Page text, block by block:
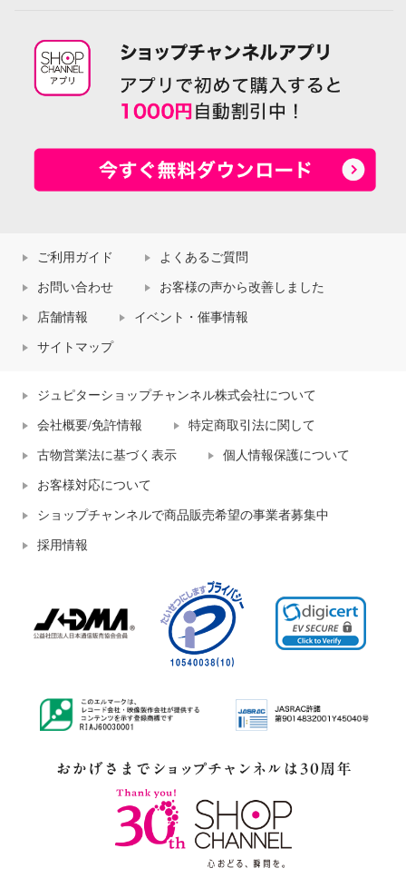
ご利用ガイド よくあるご質問
お問い合わせ お客様の声から改善しました
店舗情報 イベント・催事情報
サイトマップ
ジュピターショップチャンネル株式会社について
会社概要/免許情報 特定商取引法に関して
古物営業法に基づく表示 個人情報保護について
お客様対応について
ショップチャンネルで商品販売希望の事業者募集中
採用情報